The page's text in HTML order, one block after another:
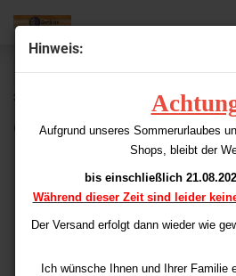
Hinweis:
Aufgrund unseres Sommerurlaubes
Shops, bleibt der
bis einschließlich
Während dieser Zeit sind leider
Der Versand erfolgt dann wieder wie
Ich wünsche Ihnen und Ihrer Familie
« zurück weiter »
Letzter »
36
Artikel in dieser Kategorie
One80 Gladiator 3+ Dartboard